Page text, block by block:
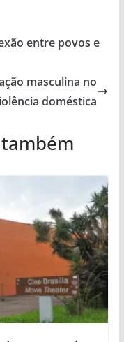
entre povos e
masculina no
doméstica